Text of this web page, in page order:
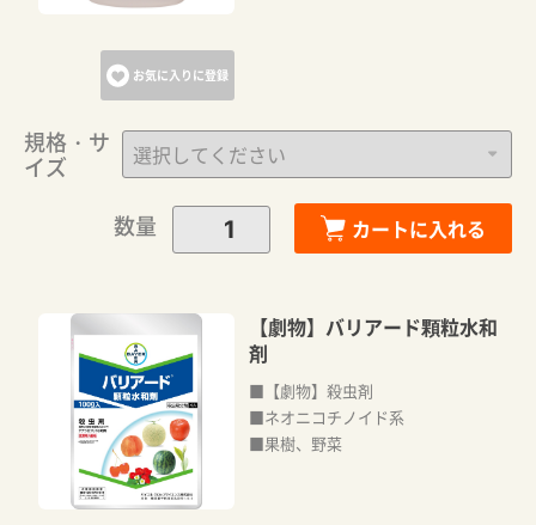
お気に入りに登録
規格・サ
イズ
数量
カートに入れる
【劇物】バリアード顆粒水和
剤
■【劇物】殺虫剤
■ネオニコチノイド系
■果樹、野菜